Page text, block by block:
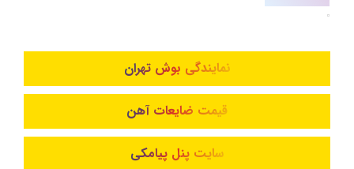
نمایندگی بوش تهران
قیمت ضایعات آهن
سایت پنل پیامکی